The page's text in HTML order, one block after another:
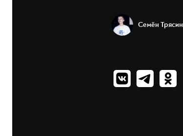
Семён Трясин